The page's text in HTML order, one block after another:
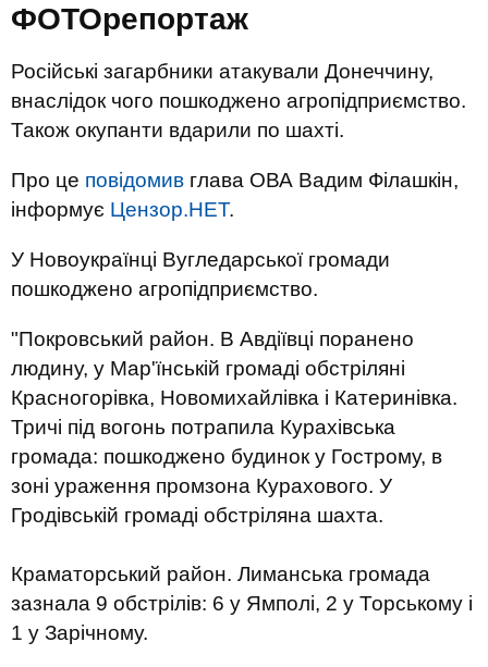
ФОТОрепортаж
Російські загарбники атакували Донеччину,
внаслідок чого пошкоджено агропідприємство.
Також окупанти вдарили по шахті.
Про це повідомив глава ОВА Вадим Філашкін,
інформує Цензор.НЕТ.
У Новоукраїнці Вугледарської громади
пошкоджено агропідприємство.
"Покровський район. В Авдіївці поранено
людину, у Мар'їнській громаді обстріляні
Красногорівка, Новомихайлівка і Катеринівка.
Тричі під вогонь потрапила Курахівська
громада: пошкоджено будинок у Гострому, в
зоні ураження промзона Курахового. У
Гродівській громаді обстріляна шахта.
Краматорський район. Лиманська громада
зазнала 9 обстрілів: 6 у Ямполі, 2 у Торському і
1 у Зарічному.